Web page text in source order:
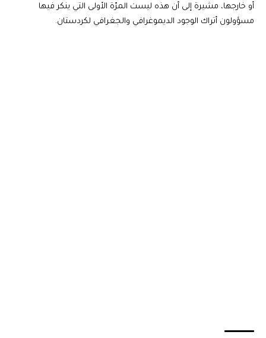
أو خارجها، مشيرة إلى أن هذه ليست المرّة الأولى التي ينكر فيها
مسؤولون أتراك الوجود الديموغرافي والجغرافي لكردستان.